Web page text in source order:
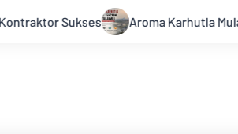
di Kota Jambi, Warga Diminta Waspada